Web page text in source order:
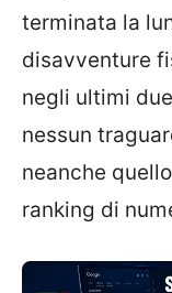
terminata la
disavventure
negli ultimi
nessun
neanche
ranking di